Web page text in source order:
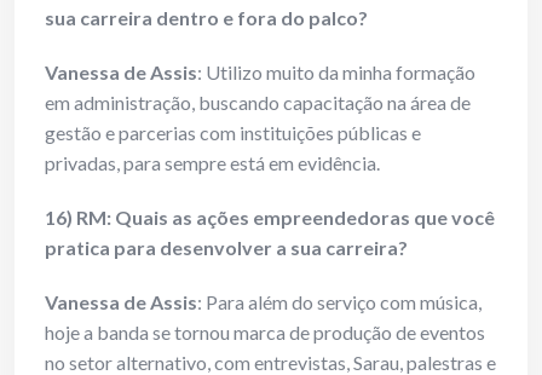
sua carreira dentro e fora do palco?
Vanessa de Assis: Utilizo muito da minha formação
em administração, buscando capacitação na área de
gestão e parcerias com instituições públicas e
privadas, para sempre está em evidência.
16) RM: Quais as ações empreendedoras que você
pratica para desenvolver a sua carreira?
Vanessa de Assis: Para além do serviço com música,
hoje a banda se tornou marca de produção de eventos
no setor alternativo, com entrevistas, Sarau, palestras e